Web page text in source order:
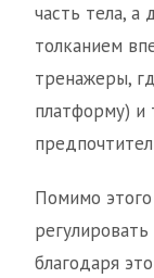
часть тела, а
толканием
тренажеры,
платформу) и
Помимо
благодаря